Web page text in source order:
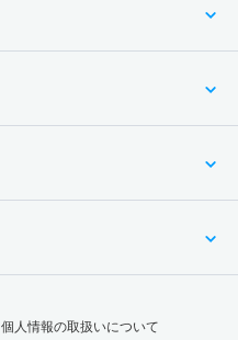
個人情報の取扱いについて